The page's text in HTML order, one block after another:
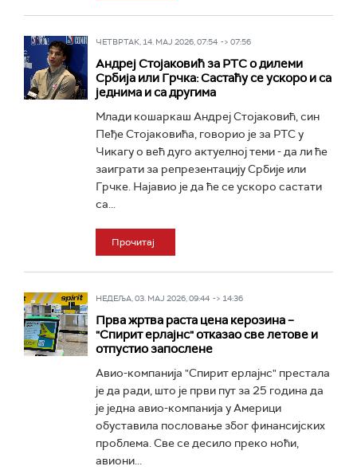
ЧЕТВРТАК, 14. МАЈ 2026, 07:54 -> 07:56
Андреј Стојаковић за РТС о дилеми
Србија или Грчка: Састаћу се ускоро и са
једнима и са другима
Млади кошаркаш Андреј Стојаковић, син
Пеђе Стојаковића, говорио је за РТС у
Чикагу о већ дуго актуелној теми - да ли ће
заиграти за репрезентацију Србије или
Грчке. Најавио је да ће се ускоро састати
са...
Прочитај
НЕДЕЉА, 03. МАЈ 2026, 09:44 -> 14:36
Прва жртва раста цена керозина –
"Спирит ерлајнс" отказао све летове и
отпустио запослене
Авио-компанија "Спирит ерлајнс" престала
je да ради, што је први пут за 25 година да
је једна авио-компанија у Америци
обуставила пословање због финансијских
проблема. Све се десило преко ноћи,
авиони...